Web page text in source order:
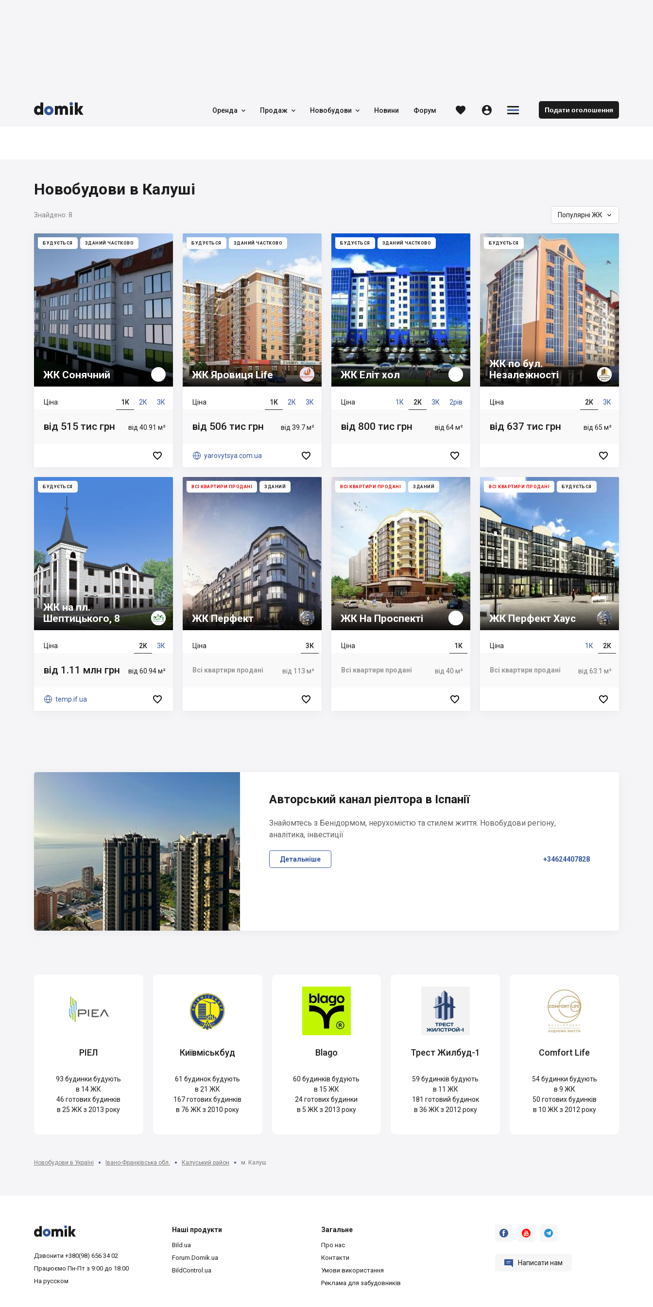


 Оренда  Продаж  Новобудови  Новини Форум   

 Подати оголошення
Новобудови в Калуші
Знайдено: 8 Популярні ЖК 
БУДУЄТЬСЯ ЗДАНИЙ ЧАСТКОВО
ЖК Сонячний
1К 2К 3К
Ціна
від 40.91 м²
від 515 тис грн

БУДУЄТЬСЯ ЗДАНИЙ ЧАСТКОВО
ЖК Яровиця Life
1К 2К 3К
Ціна
від 39.7 м²
від 506 тис грн
 yarovytsya.com.ua 
БУДУЄТЬСЯ ЗДАНИЙ ЧАСТКОВО
ЖК Еліт хол
1К 2К 3К 2рів
Ціна
від 64 м²
від 800 тис грн

БУДУЄТЬСЯ
ЖК по бул.
Незалежності
2К 3К
Ціна
від 65 м²
від 637 тис грн

БУДУЄТЬСЯ
ЖК на пл.
Шептицького, 8
2К 3К
Ціна
від 60.94 м²
від 1.11 млн грн
 temp.if.ua 
ВСІ КВАРТИРИ ПРОДАНІ ЗДАНИЙ
ЖК Перфект
3К
Ціна
від 113 м²
Всі квартири продані

ВСІ КВАРТИРИ ПРОДАНІ ЗДАНИЙ
ЖК На Проспекті
1К
Ціна
від 40 м²
Всі квартири продані

ВСІ КВАРТИРИ ПРОДАНІ БУДУЄТЬСЯ
ЖК Перфект Хаус
1К 2К
Ціна
від 63.1 м²
Всі квартири продані

Авторський канал ріелтора в Іспанії
Знайомтесь з Бенідормом, нерухомістю та стилем життя. Новобудови регіону,
аналітика, інвестиції
Детальніше +34624407828
РІЕЛ
93 будинки будують
в 14 ЖК
46 готових будинків
в 25 ЖК з 2013 року
Київміськбуд
61 будинок будують
в 21 ЖК
167готових будинків
в 76 ЖК з 2010 року
Blago
60 будинків будують
в 15 ЖК
24готових будинки
в 5 ЖК з 2013 року
Трест Жилбуд-1
59 будинків будують
в 11 ЖК
181 готовий будинок
в 36 ЖК з 2012 року
Comfort Life
54будинки будують
в 9 ЖК
50 готових будинків
в 10 ЖК з 2012 року
Новобудови в Україні Івано-Франківська обл. Калуський район м. Калуш



Дзвонити +380(98) 656 34 02
Працюємо Пн-Пт з 9:00 до 18:00
На русском
Наші продукти
Bild.ua
Forum.Domik.ua
BildControl.ua
Загальне
Про нас
Контакти
Умови використання
Реклама для забудовників
  
 Написати нам